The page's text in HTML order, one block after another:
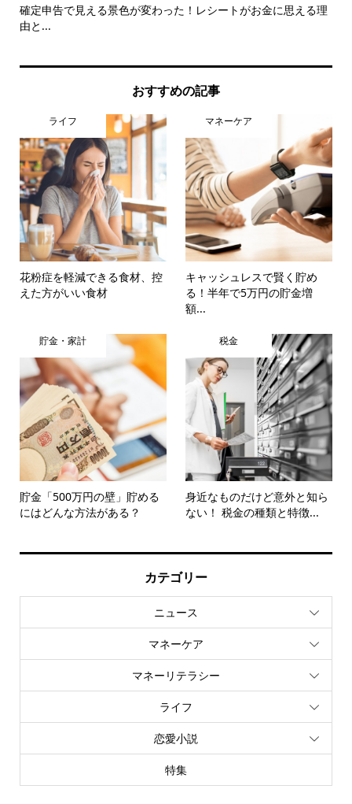
確定申告で見える景色が変わった！レシートがお金に思える理
由と...
おすすめの記事
ライフ
花粉症を軽減できる食材、控
えた方がいい食材
マネーケア
キャッシュレスで賢く貯め
る！半年で5万円の貯金増
額...
貯金・家計
貯金「500万円の壁」貯める
にはどんな方法がある？
税金
身近なものだけど意外と知ら
ない！ 税金の種類と特徴...
カテゴリー
ニュース
マネーケア
マネーリテラシー
ライフ
恋愛小説
特集